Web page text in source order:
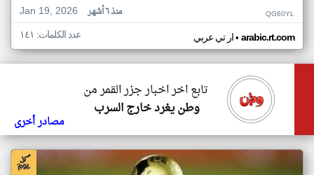
Jan 19, 2026
منذ ٦ أشهر QG60YL
ار تي عربي• arabic.rt.com عدد الكلمات: ١٤١
تابع اخر اخبار جزر القمر من
وطن يغرد خارج السرب
مصادر أخرى